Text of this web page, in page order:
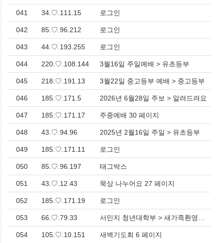
041 34.♡.111.15 로그인
042 85.♡.96.212 로그인
043 44.♡.193.255 로그인
044 220.♡.108.144 3월16일 주일예배 > 유초등부
045 218.♡.191.13 3월22일 중고등부 예배 > 중고등부
046 185.♡.171.5 2026년 6월28일 주보 > 알려드려요
047 185.♡.171.17 주중예배 30 페이지
048 43.♡.94.96 2025년 2월16일 주일 > 유초등부
049 185.♡.171.11 로그인
050 85.♡.96.197 태그박스
051 43.♡.12.43 묵상 나누어요 27 페이지
052 185.♡.171.19 로그인
053 66.♡.79.33
054 105.♡.10.151 새벽기도회 6 페이지